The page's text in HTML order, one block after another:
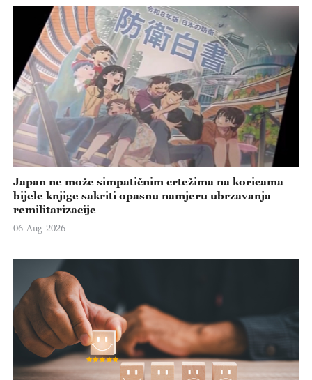
Japan ne može simpatičnim crtežima na koricama
bijele knjige sakriti opasnu namjeru ubrzavanja
remilitarizacije
06-Aug-2026